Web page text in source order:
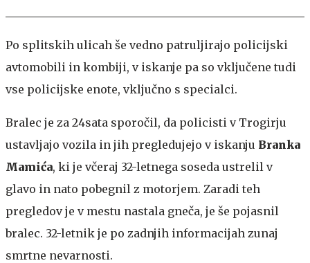
Po splitskih ulicah še vedno patruljirajo policijski
avtomobili in kombiji, v iskanje pa so vključene tudi
vse policijske enote, vključno s specialci.
Bralec je za 24sata sporočil, da policisti v Trogirju
ustavljajo vozila in jih pregledujejo v iskanju Branka
Mamića, ki je včeraj 32-letnega soseda ustrelil v
glavo in nato pobegnil z motorjem. Zaradi teh
pregledov je v mestu nastala gneča, je še pojasnil
bralec. 32-letnik je po zadnjih informacijah zunaj
smrtne nevarnosti.